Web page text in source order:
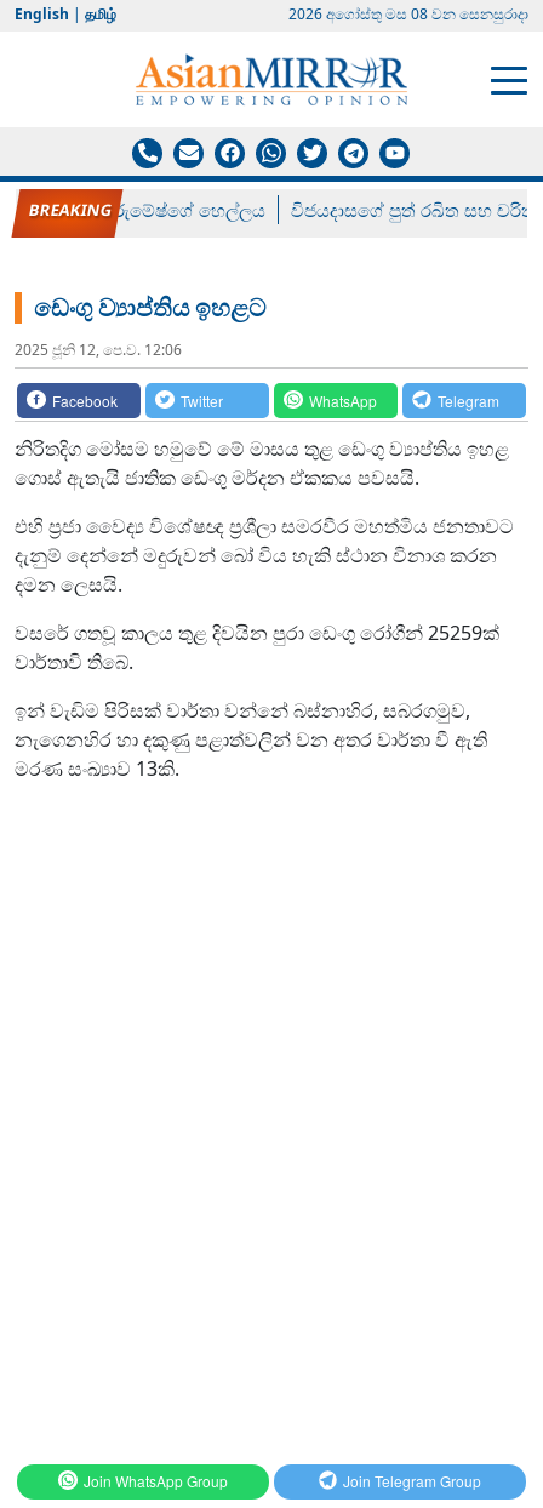
English | தமிழ் 2026 අගෝස්‍තු මස 08 වන සෙනසුරාදා
රන් ගෙනා රුමේෂ්ගේ හෙල්ලය විජයදාසගේ පුත් රඛිත සහ චරිත්
ඩෙංගු ව්‍යාප්තිය ඉහළට
2025 ජූනි 12, පෙ.ව. 12:06
Facebook Twitter WhatsApp Telegram
නිරිතදිග මෝසම හමුවේ මේ මාසය තුළ ඩෙංගු ව්‍යාප්තිය ඉහළ
ගොස් ඇතැයි ජාතික ඩෙංගු මර්දන ඒකකය පවසයි.
එහි ප්‍රජා වෛද්‍ය විශේෂඥ ප්‍රශීලා සමරවීර මහත්මිය ජනතාවට
දැනුම් දෙන්නේ මදුරුවන් බෝ විය හැකි ස්ථාන විනාශ කරන
දමන ලෙසයි.
වසරේ ගතවූ කාලය තුළ දිවයින පුරා ඩෙංගු රෝගීන් 25259ක්
වාර්තාවි තිබේ.
ඉන් වැඩිම පිරිසක් වාර්තා වන්නේ බස්නාහිර, සබරගමුව,
නැගෙනහිර හා දකුණු පළාත්වලින් වන අතර වාර්තා වී ඇති
මරණ සංඛ්‍යාව 13කි.
Join WhatsApp Group Join Telegram Group